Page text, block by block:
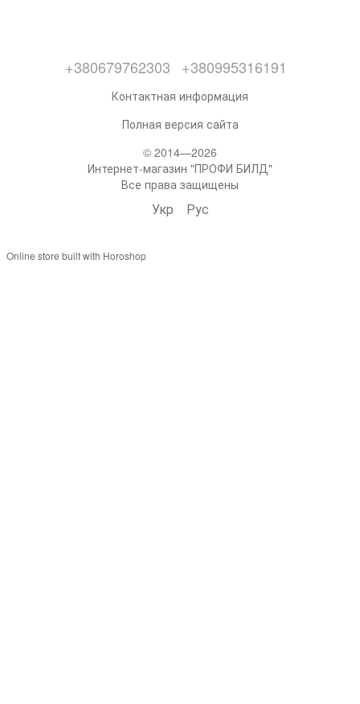
+380679762303 +380995316191
Контактная информация
Полная версия сайта
© 2014—2026
Интернет-магазин "ПРОФИ БИЛД"
Все права защищены
Укр Рус
Online store built with Horoshop